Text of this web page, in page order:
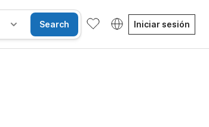
Search Iniciar sesión